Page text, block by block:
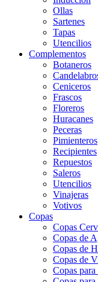
Ollas
Sartenes
Tapas
Utencilios
Complementos
Botaneros
Ceniceros
Frascos
Floreros
Huracanes
Peceras
Pimienteros
Recipientes
Repuestos
Saleros
Utencilios
Vinajeras
Votivos
Copas
Copas
Copas de
Copas de
Copas de
Copas